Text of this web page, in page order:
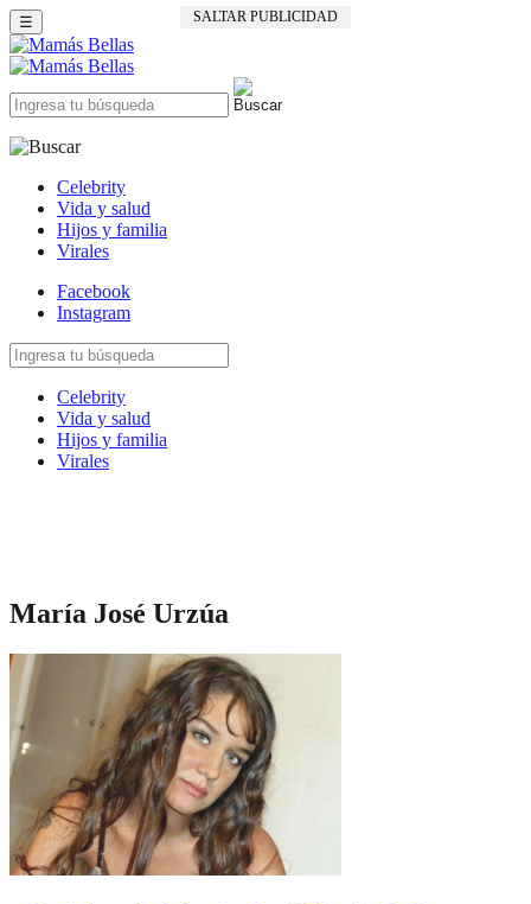
SALTAR PUBLICIDAD
☰
Celebrity
Vida y salud
Hijos y familia
Virales
Facebook
Instagram
Celebrity
Vida y salud
Hijos y familia
Virales
María José Urzúa